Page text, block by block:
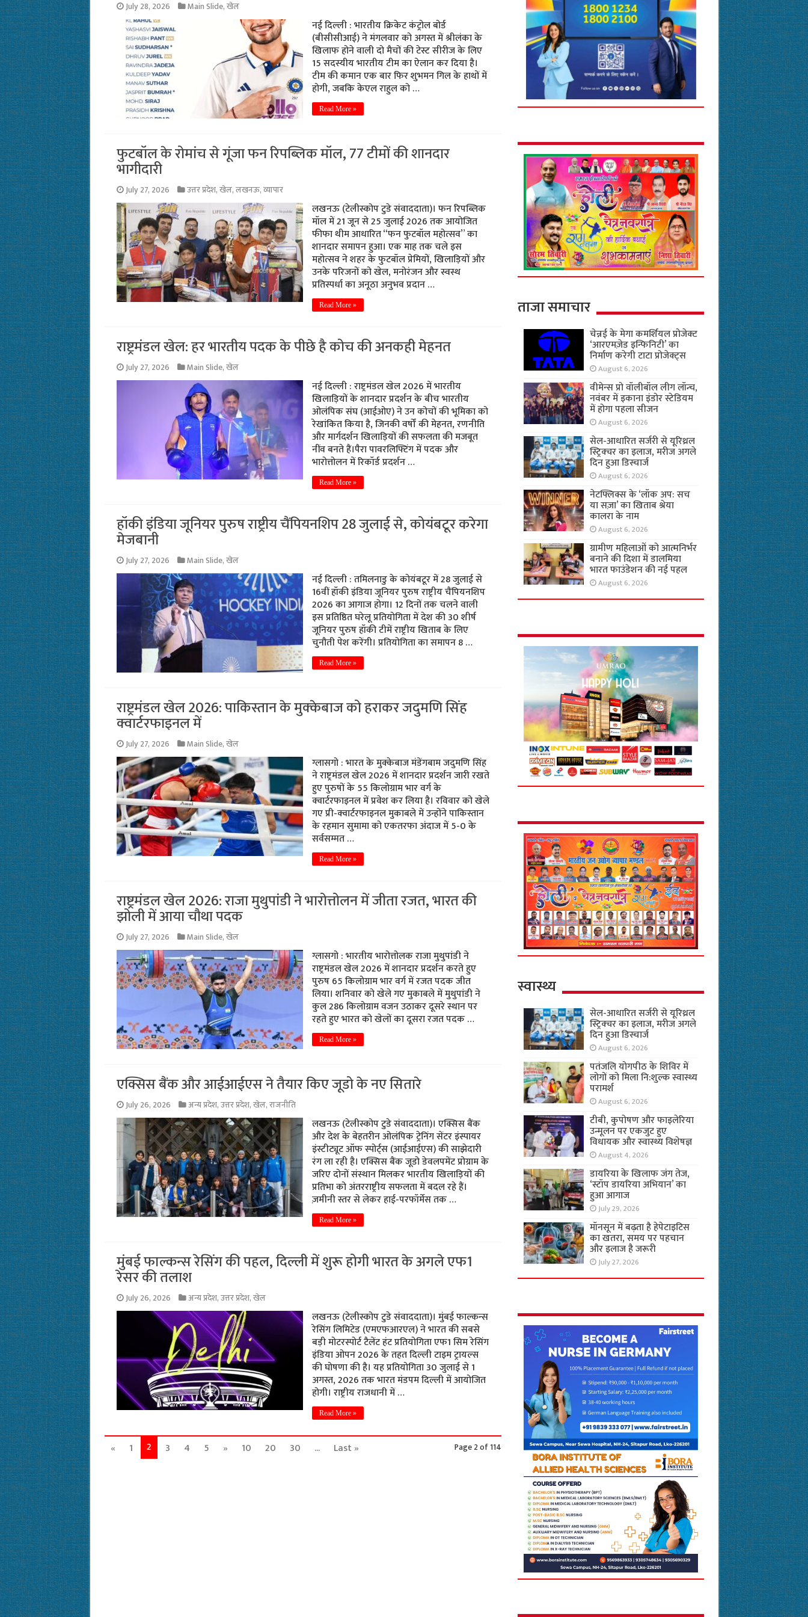
July 28, 2026 Main Slide,खेल
नई दिल्ली : भारतीय क्रिकेट कंट्रोल बोर्ड
(बीसीसीआई) ने मंगलवार को अगस्त में श्रीलंका के
खिलाफ होने वाली दो मैचों की टेस्ट सीरीज के लिए
15 सदस्यीय भारतीय टीम का ऐलान कर दिया है।
टीम की कमान एक बार फिर शुभमन गिल के हाथों में
होगी, जबकि केएल राहुल को …
Read More »
फुटबॉल के रोमांच से गूंजा फन रिपब्लिक मॉल, 77 टीमों की शानदार
भागीदारी
July 27, 2026 उत्तर प्रदेश,खेल,लखनऊ,व्यापार
लखनऊ (टेलीस्कोप टुडे संवाददाता)। फन रिपब्लिक
मॉल में 21 जून से 25 जुलाई 2026 तक आयोजित
फीफा थीम आधारित “फन फुटबॉल महोत्सव” का
शानदार समापन हुआ। एक माह तक चले इस
महोत्सव ने शहर के फुटबॉल प्रेमियों, खिलाड़ियों और
उनके परिजनों को खेल, मनोरंजन और स्वस्थ
प्रतिस्पर्धा का अनूठा अनुभव प्रदान …
Read More »
राष्ट्रमंडल खेल: हर भारतीय पदक के पीछे है कोच की अनकही मेहनत
July 27, 2026 Main Slide,खेल
नई दिल्ली : राष्ट्रमंडल खेल 2026 में भारतीय
खिलाड़ियों के शानदार प्रदर्शन के बीच भारतीय
ओलंपिक संघ (आईओए) ने उन कोचों की भूमिका को
रेखांकित किया है, जिनकी वर्षों की मेहनत, रणनीति
और मार्गदर्शन खिलाड़ियों की सफलता की मजबूत
नींव बनते हैं।पैरा पावरलिफ्टिंग में पदक और
भारोत्तोलन में रिकॉर्ड प्रदर्शन …
Read More »
हॉकी इंडिया जूनियर पुरुष राष्ट्रीय चैंपियनशिप 28 जुलाई से, कोयंबटूर करेगा
मेजबानी
July 27, 2026 Main Slide,खेल
नई दिल्ली : तमिलनाडु के कोयंबटूर में 28 जुलाई से
16वीं हॉकी इंडिया जूनियर पुरुष राष्ट्रीय चैंपियनशिप
2026 का आगाज होगा। 12 दिनों तक चलने वाली
इस प्रतिष्ठित घरेलू प्रतियोगिता में देश की 30 शीर्ष
जूनियर पुरुष हॉकी टीमें राष्ट्रीय खिताब के लिए
चुनौती पेश करेंगी। प्रतियोगिता का समापन 8 …
Read More »
राष्ट्रमंडल खेल 2026: पाकिस्तान के मुक्केबाज को हराकर जदुमणि सिंह
क्वार्टरफाइनल में
July 27, 2026 Main Slide,खेल
ग्लासगो : भारत के मुक्केबाज मंडेंगबाम जदुमणि सिंह
ने राष्ट्रमंडल खेल 2026 में शानदार प्रदर्शन जारी रखते
हुए पुरुषों के 55 किलोग्राम भार वर्ग के
क्वार्टरफाइनल में प्रवेश कर लिया है। रविवार को खेले
गए प्री-क्वार्टरफाइनल मुकाबले में उन्होंने पाकिस्तान
के रहमान सुमामा को एकतरफा अंदाज में 5-0 के
सर्वसम्मत …
Read More »
राष्ट्रमंडल खेल 2026: राजा मुथुपांडी ने भारोत्तोलन में जीता रजत, भारत की
झोली में आया चौथा पदक
July 27, 2026 Main Slide,खेल
ग्लासगो : भारतीय भारोत्तोलक राजा मुथुपांडी ने
राष्ट्रमंडल खेल 2026 में शानदार प्रदर्शन करते हुए
पुरुष 65 किलोग्राम भार वर्ग में रजत पदक जीत
लिया। शनिवार को खेले गए मुकाबले में मुथुपांडी ने
कुल 286 किलोग्राम वजन उठाकर दूसरे स्थान पर
रहते हुए भारत को खेलों का दूसरा रजत पदक …
Read More »
एक्सिस बैंक और आईआईएस ने तैयार किए जूडो के नए सितारे
July 26, 2026 अन्य प्रदेश,उत्तर प्रदेश,खेल,राजनीति
लखनऊ (टेलीस्कोप टुडे संवाददाता)। एक्सिस बैंक
और देश के बेहतरीन ओलंपिक ट्रेनिंग सेंटर इंस्पायर
इंस्टीट्यूट ऑफ स्पोर्ट्स (आईआईएस) की साझेदारी
रंग ला रही है। एक्सिस बैंक जूडो डेवलपमेंट प्रोग्राम के
जरिए दोनों संस्थान मिलकर भारतीय खिलाड़ियों की
प्रतिभा को अंतरराष्ट्रीय सफलता में बदल रहे हैं।
ज़मीनी स्तर से लेकर हाई-परफॉर्मेस तक …
Read More »
मुंबई फाल्कन्स रेसिंग की पहल, दिल्ली में शुरू होगी भारत के अगले एफ1
रेसर की तलाश
July 26, 2026 अन्य प्रदेश,उत्तर प्रदेश,खेल
लखनऊ (टेलीस्कोप टुडे संवाददाता)। मुंबई फाल्कन्स
रेसिंग लिमिटेड (एमएफआरएल) ने भारत की सबसे
बड़ी मोटरस्पोर्ट टैलेंट हंट प्रतियोगिता एफ1 सिम रेसिंग
इंडिया ओपन 2026 के तहत दिल्ली टाइम ट्रायल्स
की घोषणा की है। यह प्रतियोगिता 30 जुलाई से 1
अगस्त, 2026 तक भारत मंडपम दिल्ली में आयोजित
होगी। राष्ट्रीय राजधानी में …
Read More »
Page 2 of 114
« 1 2 3 4 5 » 10 20 30 ... Last »
ताजा समाचार
चेन्नई के मेगा कमर्शियल प्रोजेक्ट
‘आरएमज़ेड इन्फिनिटी’ का
निर्माण करेगी टाटा प्रोजेक्ट्स
August 6, 2026
वीमेन्स प्रो वॉलीबॉल लीग लॉन्च,
नवंबर में इकाना इंडोर स्टेडियम
में होगा पहला सीजन
August 6, 2026
सेल-आधारित सर्जरी से यूरिथ्रल
स्ट्रिक्चर का इलाज, मरीज अगले
दिन हुआ डिस्चार्ज
August 6, 2026
नेटफ्लिक्स के ‘लॉक अप: सच
या सज़ा’ का खिताब श्रेया
कालरा के नाम
August 6, 2026
ग्रामीण महिलाओं को आत्मनिर्भर
बनाने की दिशा में डालमिया
भारत फाउंडेशन की नई पहल
August 6, 2026
स्वास्थ्य
सेल-आधारित सर्जरी से यूरिथ्रल
स्ट्रिक्चर का इलाज, मरीज अगले
दिन हुआ डिस्चार्ज
August 6, 2026
पतंजलि योगपीठ के शिविर में
लोगों को मिला नि:शुल्क स्वास्थ्य
परामर्श
August 6, 2026
टीबी, कुपोषण और फाइलेरिया
उन्मूलन पर एकजुट हुए
विधायक और स्वास्थ्य विशेषज्ञ
August 4, 2026
डायरिया के खिलाफ जंग तेज,
‘स्टॉप डायरिया अभियान’ का
हुआ आगाज
July 29, 2026
मॉनसून में बढ़ता है हेपेटाइटिस
का खतरा, समय पर पहचान
और इलाज है जरूरी
July 27, 2026